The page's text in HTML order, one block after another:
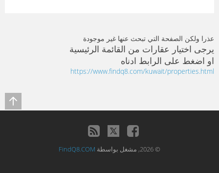
سلطنة عمان
فلسطين
قطر
تونس
عذرا ولكن الصفحة التي تبحث عنها غير موجودة
يرجى اختيار عقارات من القائمة الرئيسية
او اضغط على الرابط ادناه
https://www.findq8.com/kuwait/properties.html
© 2026, مشغل بواسطة FindQ8.COM